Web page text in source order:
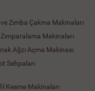
Zımba Çakma Makinaları
Zımparalama Makinaları
Ağzı Açma Makinası
Sehpaları
Kesme Makinaları